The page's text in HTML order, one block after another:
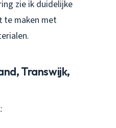
zie ik duidelijke
te maken met
Transwijk,